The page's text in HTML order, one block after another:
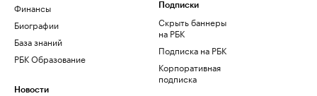
Финансы
Биографии
База знаний
РБК Образование
Новости
Подписки
Скрыть баннеры
на РБК
Подписка на РБК
Корпоративная
подписка